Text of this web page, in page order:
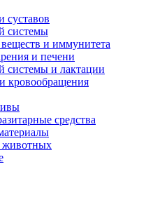
суставов
системы
и иммунитета
и печени
системы и лактации
кровообращения
средства
животных